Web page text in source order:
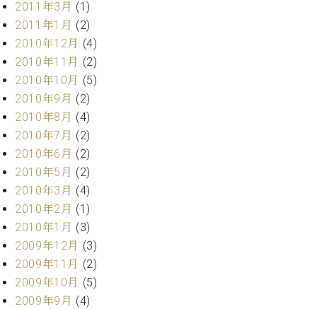
2011年3月 (1)
2011年1月 (2)
2010年12月 (4)
2010年11月 (2)
2010年10月 (5)
2010年9月 (2)
2010年8月 (4)
2010年7月 (2)
2010年6月 (2)
2010年5月 (2)
2010年3月 (4)
2010年2月 (1)
2010年1月 (3)
2009年12月 (3)
2009年11月 (2)
2009年10月 (5)
2009年9月 (4)